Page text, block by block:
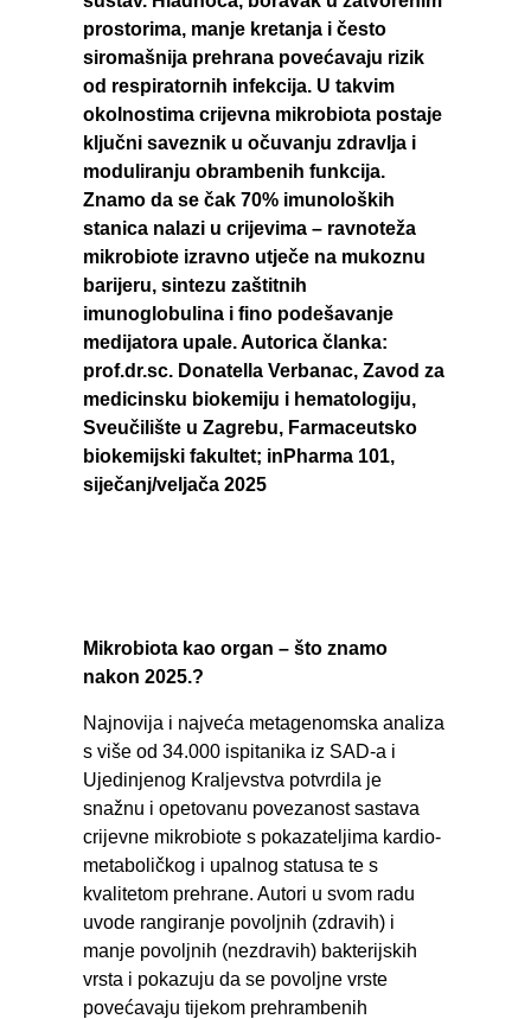
prostorima, manje kretanja i često
siromašnija prehrana povećavaju rizik
od respiratornih infekcija. U takvim
okolnostima crijevna mikrobiota postaje
ključni saveznik u očuvanju zdravlja i
moduliranju obrambenih funkcija.
Znamo da se čak 70% imunoloških
stanica nalazi u crijevima – ravnoteža
mikrobiote izravno utječe na mukoznu
barijeru, sintezu zaštitnih
imunoglobulina i fino podešavanje
medijatora upale. Autorica članka:
prof.dr.sc. Donatella Verbanac, Zavod za
medicinsku biokemiju i hematologiju,
Sveučilište u Zagrebu, Farmaceutsko
biokemijski fakultet; inPharma 101,
siječanj/veljača 2025
Mikrobiota kao organ – što znamo
nakon 2025.?
Najnovija i najveća metagenomska analiza
s više od 34.000 ispitanika iz SAD‑a i
Ujedinjenog Kraljevstva potvrdila je
snažnu i opetovanu povezanost sastava
crijevne mikrobiote s pokazateljima kardio-
metaboličkog i upalnog statusa te s
kvalitetom prehrane. Autori u svom radu
uvode rangiranje povoljnih (zdravih) i
manje povoljnih (nezdravih) bakterijskih
vrsta i pokazuju da se povoljne vrste
povećavaju tijekom prehrambenih